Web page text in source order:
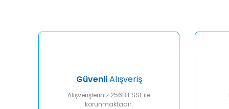
Ürün bilgilerinde hatalar bulunuyor.
GüvenliAlışveriş
Alışverişleriniz 256Bit SSL ile
korunmaktadır.